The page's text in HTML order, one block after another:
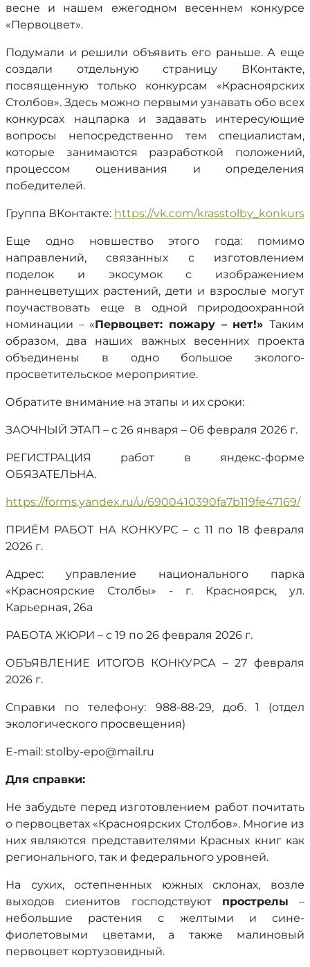
весне и нашем ежегодном весеннем конкурсе
«Первоцвет».
Подумали и решили объявить его раньше. А еще
создали отдельную страницу ВКонтакте,
посвященную только конкурсам «Красноярских
Столбов». Здесь можно первыми узнавать обо всех
конкурсах нацпарка и задавать интересующие
вопросы непосредственно тем специалистам,
которые занимаются разработкой положений,
процессом оценивания и определения
победителей.
Группа ВКонтакте: https://vk.com/krasstolby_konkurs
Еще одно новшество этого года: помимо
направлений, связанных с изготовлением
поделок и экосумок с изображением
раннецветущих растений, дети и взрослые могут
поучаствовать еще в одной природоохранной
номинации – «Первоцвет: пожару – нет!»Таким
образом, два наших важных весенних проекта
объединены в одно большое эколого-
просветительское мероприятие.
Обратите внимание на этапы и их сроки:
ЗАОЧНЫЙ ЭТАП – с 26 января – 06 февраля 2026 г.
РЕГИСТРАЦИЯ работ в яндекс-форме
ОБЯЗАТЕЛЬНА.
https://forms.yandex.ru/u/6900410390fa7b119fe47169/
ПРИЁМ РАБОТ НА КОНКУРС – с 11 по 18 февраля
2026 г.
Адрес: управление национального парка
«Красноярские Столбы» - г. Красноярск, ул.
Карьерная, 26а
РАБОТА ЖЮРИ – с 19 по 26 февраля 2026 г.
ОБЪЯВЛЕНИЕ ИТОГОВ КОНКУРСА – 27 февраля
2026 г.
Справки по телефону: 988-88-29, доб. 1 (отдел
экологического просвещения)
E-mail: stolby-epo@mail.ru
Для справки:
Не забудьте перед изготовлением работ почитать
о первоцветах «Красноярских Столбов». Многие из
них являются представителями Красных книг как
регионального, так и федерального уровней.
На сухих, остепненных южных склонах, возле
выходов сиенитов господствуют прострелы –
небольшие растения с желтыми и сине-
фиолетовыми цветами, а также малиновый
первоцвет кортузовидный.